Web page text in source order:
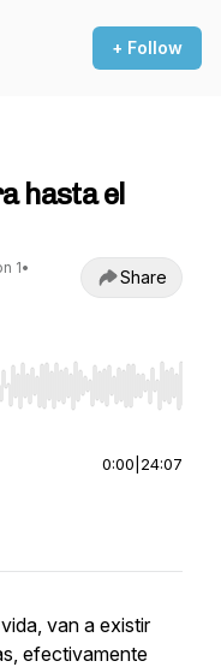
+ Follow
hasta el
1•
Share
Home/End to jump
0:00 24:07
van a existir
efectivamente